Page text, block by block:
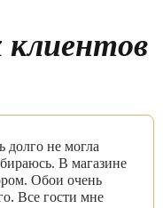
долго не могла
В магазине
Обои очень
Все гости мне